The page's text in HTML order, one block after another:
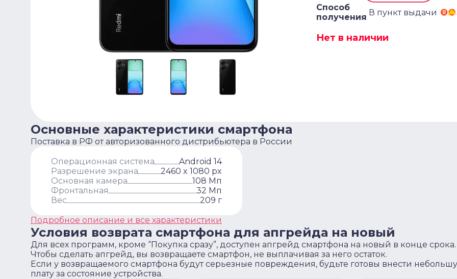
Способ
получения В пункт выдачи
Нет в наличии
Основные характеристики смартфона
Поставка в РФ от авторизованного дистрибьютера в России
Операционная система
Android 14
Разрешение экрана
2460 x 1080 px
Основная камера
108 Мп
Фронтальная
32 Мп
Вес
209 г
Подробное описание и все характеристики
Условия возврата смартфона для апгрейда на новый
Для всех программ, кроме “Покупка сразу”, доступен апгрейд смартфона на новый в конце срока.
Чтобы сделать апгрейд, вы возвращаете смартфон, не выплачивая за него остаток.
Если у возвращаемого смартфона будут серьезные повреждения, будьте готовы внести
плату за состояние устройства.